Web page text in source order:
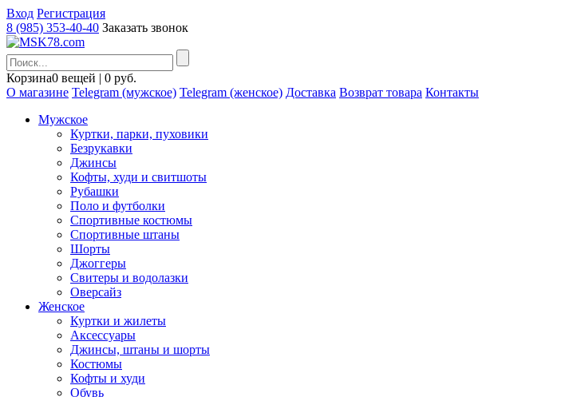
Вход Регистрация
8 (985) 353-40-40 Заказать звонок
Корзина0 вещей | 0 руб.
О магазине Telegram (мужское) Telegram (женское) Доставка Возврат товара Контакты
Мужское
Куртки, парки, пуховики
Безрукавки
Джинсы
Кофты, худи и свитшоты
Рубашки
Поло и футболки
Спортивные костюмы
Спортивные штаны
Шорты
Джоггеры
Свитеры и водолазки
Оверсайз
Женское
Куртки и жилеты
Аксессуары
Джинсы, штаны и шорты
Костюмы
Кофты и худи
Обувь